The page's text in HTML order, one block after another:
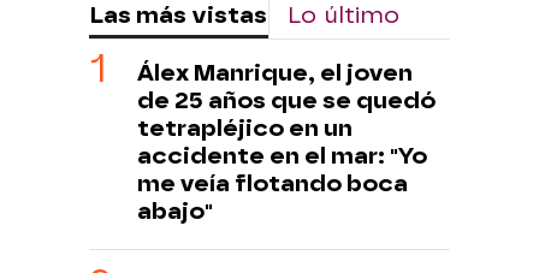
Las más vistas Lo último
Álex Manrique, el joven
de 25 años que se quedó
tetrapléjico en un
accidente en el mar: "Yo
me veía flotando boca
abajo"